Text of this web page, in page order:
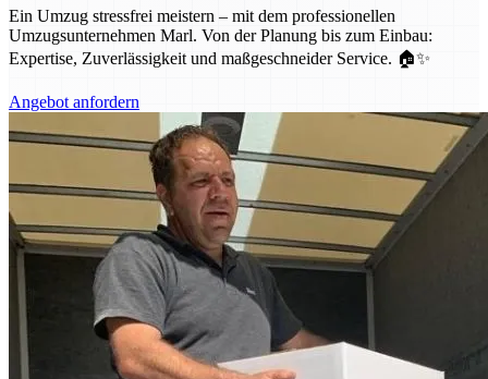
Ein Umzug stressfrei meistern – mit dem professionellen
Umzugsunternehmen Marl. Von der Planung bis zum Einbau:
Expertise, Zuverlässigkeit und maßgeschneider Service. 🏠✨
Angebot anfordern